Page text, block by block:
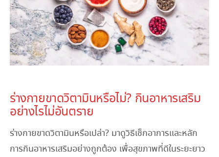
ร่างกายขาดวิตามินหรือไม่? กินอาหารเสริม
อย่างไรไม่อันตราย
ร่างกายขาดวิตามินหรือเปล่า? มาดูวิธีเช็กอาการและหลัก
การกินอาหารเสริมอย่างถูกต้อง เพื่อสุขภาพที่ดีในระยะยาว